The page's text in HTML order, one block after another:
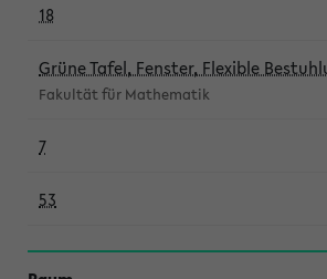
18
Grüne Tafel, Fenster, Flexible
Fakultät für Mathematik
7
53